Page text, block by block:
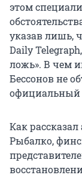
этом
указав лишь,
Daily
ложь». В чем
Бессонов не
официальный
Как
Рыбалко,